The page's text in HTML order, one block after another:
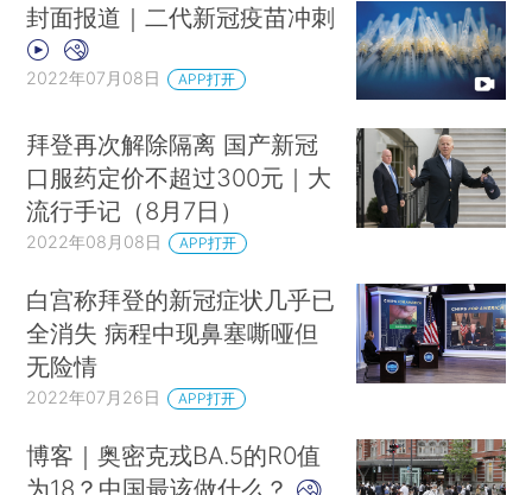
封面报道｜二代新冠疫苗冲刺
2022年07月08日 APP打开
拜登再次解除隔离 国产新冠
口服药定价不超过300元｜大
流行手记（8月7日）
2022年08月08日 APP打开
白宫称拜登的新冠症状几乎已
全消失 病程中现鼻塞嘶哑但
无险情
2022年07月26日 APP打开
​博客｜奥密克戎BA.5的R0值
为18？中国最该做什么？